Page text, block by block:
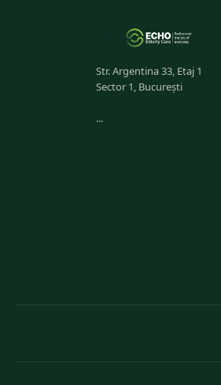
Str. Argentina 33, Etaj 1
Sector 1, București
...